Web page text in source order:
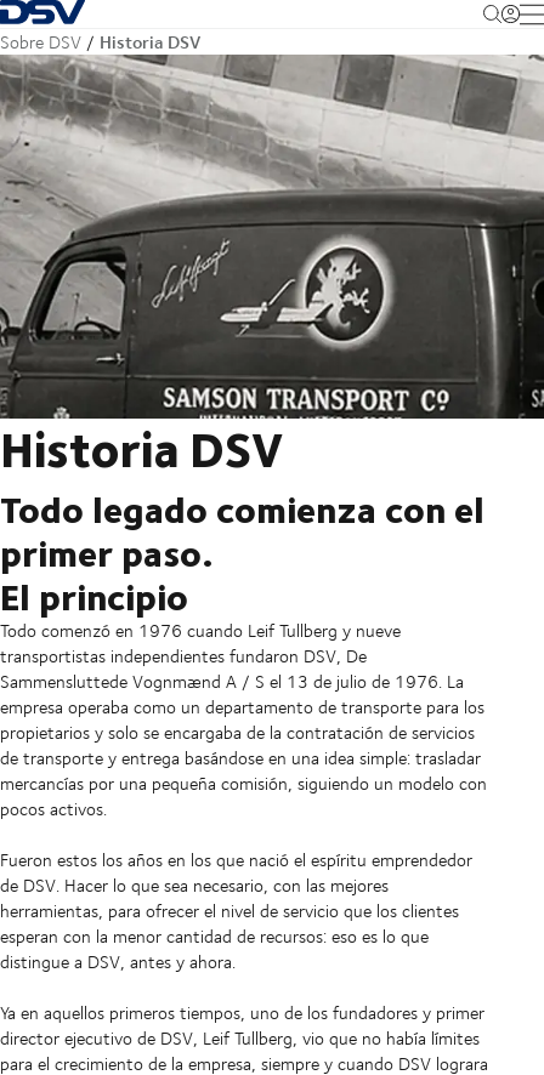
Volver a la página principal
Sobre DSV Historia DSV
Historia DSV
Todo legado comienza con el
primer paso.
El principio
Todo comenzó en 1976 cuando Leif Tullberg y nueve
transportistas independientes fundaron DSV, De
Sammensluttede Vognmænd A / S el 13 de julio de 1976. La
empresa operaba como un departamento de transporte para los
propietarios y solo se encargaba de la contratación de servicios
de transporte y entrega basándose en una idea simple: trasladar
mercancías por una pequeña comisión, siguiendo un modelo con
pocos activos.
Fueron estos los años en los que nació el espíritu emprendedor
de DSV. Hacer lo que sea necesario, con las mejores
herramientas, para ofrecer el nivel de servicio que los clientes
esperan con la menor cantidad de recursos: eso es lo que
distingue a DSV, antes y ahora.
Ya en aquellos primeros tiempos, uno de los fundadores y primer
director ejecutivo de DSV, Leif Tullberg, vio que no había límites
para el crecimiento de la empresa, siempre y cuando DSV lograra